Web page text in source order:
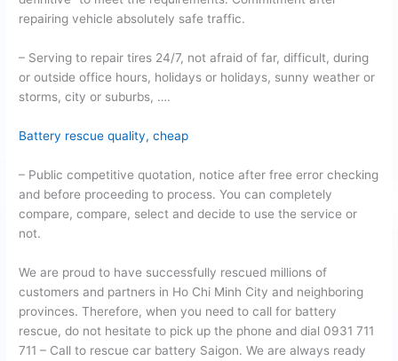
repairing vehicle absolutely safe traffic.
– Serving to repair tires 24/7, not afraid of far, difficult, during
or outside office hours, holidays or holidays, sunny weather or
storms, city or suburbs, ….
Battery rescue quality, cheap
– Public competitive quotation, notice after free error checking
and before proceeding to process. You can completely
compare, compare, select and decide to use the service or
not.
We are proud to have successfully rescued millions of
customers and partners in Ho Chi Minh City and neighboring
provinces. Therefore, when you need to call for battery
rescue, do not hesitate to pick up the phone and dial 0931 711
711 – Call to rescue car battery Saigon. We are always ready